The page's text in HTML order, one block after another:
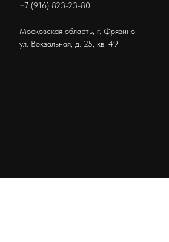
+7 (916) 823-23-80
Московская область, г. Фрязино,
ул. Вокзальная, д. 25, кв. 49